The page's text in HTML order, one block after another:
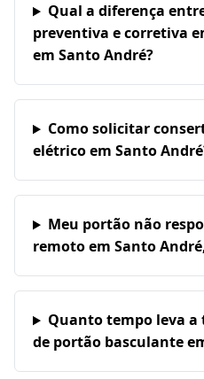
Qual a diferença
preventiva e corretiva
em Santo André?
Como solicitar
elétrico em Santo
Meu portão não
remoto em Santo
Quanto tempo leva a
de portão basculante